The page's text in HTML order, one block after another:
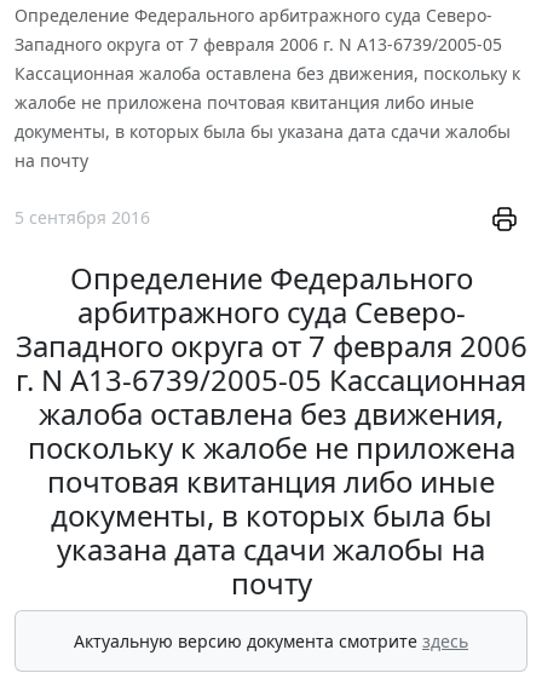
Определение Федерального арбитражного суда Северо-
Западного округа от 7 февраля 2006 г. N А13-6739/2005-05
Кассационная жалоба оставлена без движения, поскольку к
жалобе не приложена почтовая квитанция либо иные
документы, в которых была бы указана дата сдачи жалобы
на почту
5 сентября 2016
Определение Федерального
арбитражного суда Северо-
Западного округа от 7 февраля 2006
г. N А13-6739/2005-05 Кассационная
жалоба оставлена без движения,
поскольку к жалобе не приложена
почтовая квитанция либо иные
документы, в которых была бы
указана дата сдачи жалобы на
почту
Актуальную версию документа смотрите здесь